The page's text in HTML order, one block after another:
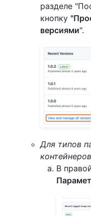
разделе
кнопку
версиями".
Для типов
контейнеров
В